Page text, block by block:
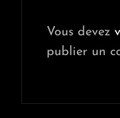
Vous devez
publier un